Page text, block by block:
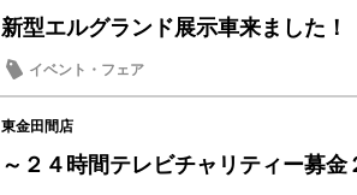
新型エルグランド展示車来ました！
イベント・フェア
東金田間店
～２４時間テレビチャリティー募金